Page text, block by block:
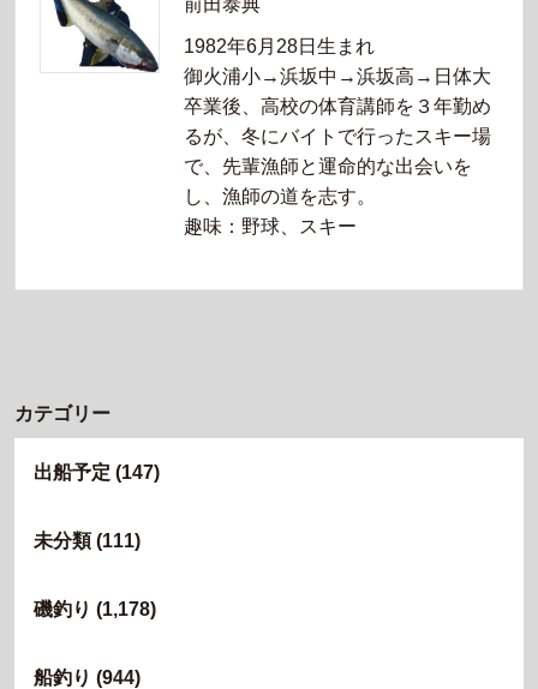
前田泰典
1982年6月28日生まれ
御火浦小→浜坂中→浜坂高→日体大
卒業後、高校の体育講師を３年勤め
るが、冬にバイトで行ったスキー場
で、先輩漁師と運命的な出会いを
し、漁師の道を志す。
趣味：野球、スキー
カテゴリー
出船予定 (147)
未分類(111)
磯釣り (1,178)
船釣り (944)